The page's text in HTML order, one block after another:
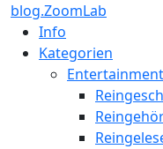
blog.ZoomLab
Info
Kategorien
Entertainment